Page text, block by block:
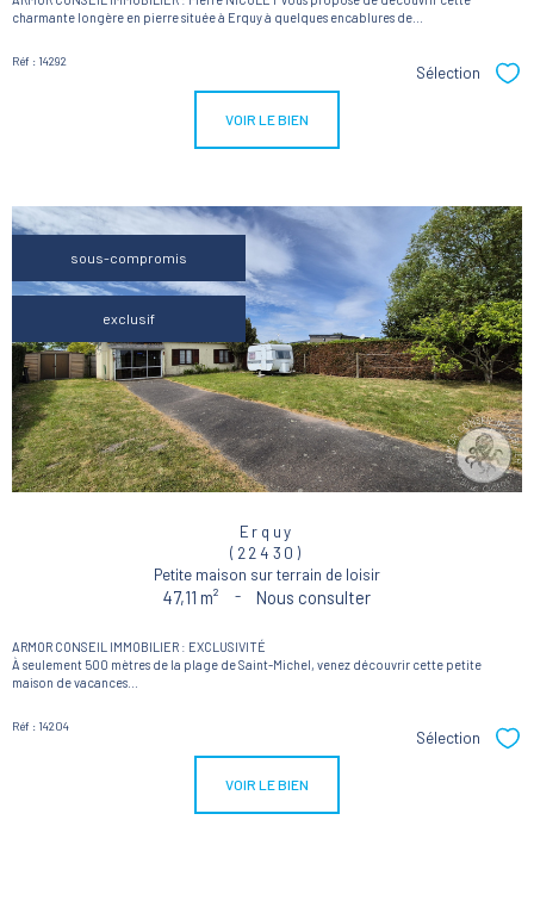
charmante longère en pierre située à Erquy à quelques encablures de...
Réf : 14292
Sélection
VOIR LE BIEN
sous-compromis
exclusif
Erquy
(22430)
Petite maison sur terrain de loisir
47,11 m² - Nous consulter
ARMOR CONSEIL IMMOBILIER : EXCLUSIVITÉ
À seulement 500 mètres de la plage de Saint-Michel, venez découvrir cette petite
maison de vacances...
Réf : 14204
Sélection
VOIR LE BIEN